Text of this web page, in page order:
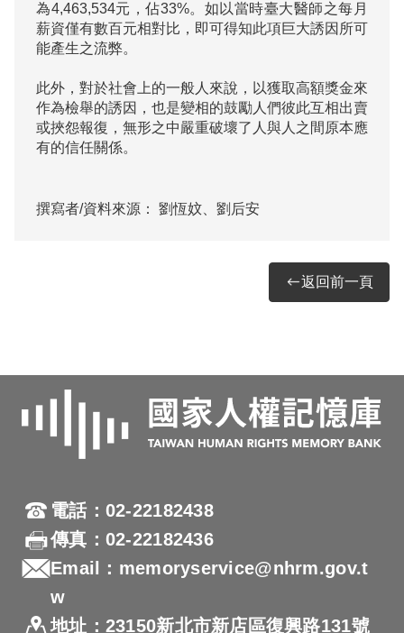
為4,463,534元，佔33%。如以當時臺大醫師之每月
薪資僅有數百元相對比，即可得知此項巨大誘因所可
能產生之流弊。
此外，對於社會上的一般人來說，以獲取高額獎金來
作為檢舉的誘因，也是變相的鼓勵人們彼此互相出賣
或挾怨報復，無形之中嚴重破壞了人與人之間原本應
有的信任關係。
撰寫者/資料來源： 劉恆妏、劉后安
返回前一頁
電話：02-22182438
傳真：02-22182436
Email：memoryservice@nhrm.gov.t
w
地址：23150新北市新店區復興路131號